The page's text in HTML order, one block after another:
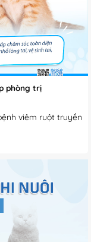
phòng trị
viêm ruột truyền